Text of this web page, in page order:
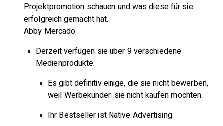
Projektpromotion schauen und was diese für sie
erfolgreich gemacht hat.
Abby Mercado
Derzeit verfügen sie über 9 verschiedene
Medienprodukte.
Es gibt definitiv einige, die sie nicht bewerben,
weil Werbekunden sie nicht kaufen möchten.
Ihr Bestseller ist Native Advertising.